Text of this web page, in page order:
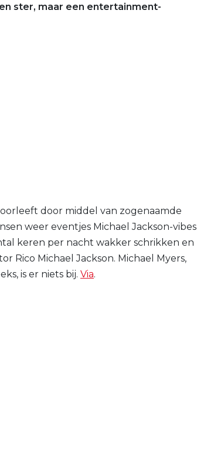
ster, maar een entertainment-
door middel van zogenaamde
weer eventjes Michael Jackson-vibes
keren per nacht wakker schrikken en
Rico Michael Jackson. Michael Myers,
is er niets bij. Via.